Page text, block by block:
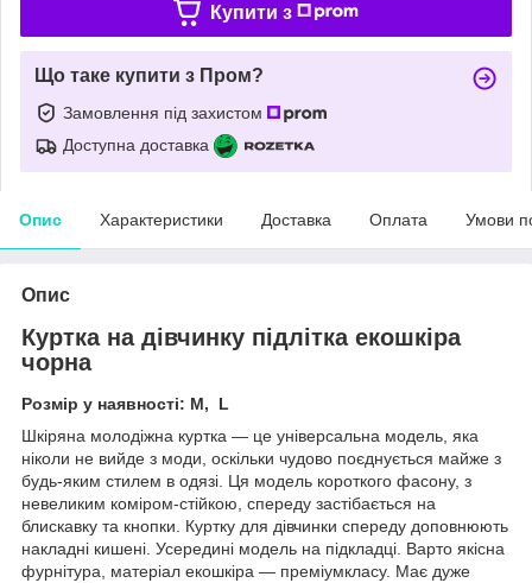
Купити з
Що таке купити з Пром?
Замовлення під захистом
Доступна доставка
Опис Характеристики Доставка Оплата Умови
Опис
Куртка на дівчинку підлітка екошкіра
чорна
Розмір у наявності: М, L
Шкіряна молодіжна куртка — це універсальна модель, яка
ніколи не вийде з моди, оскільки чудово поєднується майже з
будь-яким стилем в одязі. Ця модель короткого фасону, з
невеликим коміром-стійкою, спереду застібається на
блискавку та кнопки. Куртку для дівчинки спереду доповнюють
накладні кишені. Усередині модель на підкладці. Варто якісна
фурнітура, матеріал екошкіра — преміумкласу. Має дуже